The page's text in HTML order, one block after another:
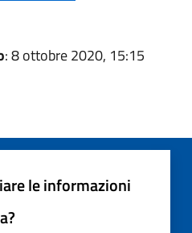
: 8 ottobre 2020, 15:15
le informazioni